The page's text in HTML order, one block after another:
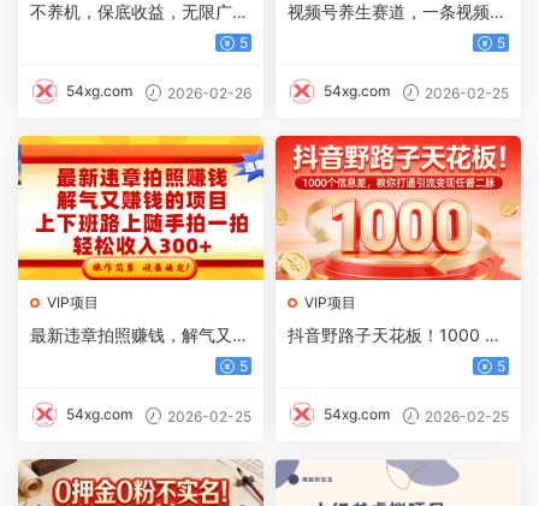
不养机，保底收益，无限广
告，收益自动到账，多机一天
5
54xg.com 2026-02-26
视频号养生赛道，一条视频22
00，很简单，长期稳定可
5
54xg.com 2026-02-25
VIP项目
最新违章拍照赚钱，解气又赚
钱的项目，上下班路上随手拍
的闷声发大财，操作简单，收
益稳！
5
54xg.com 2026-02-25
VIP项目
抖音野路子天花板！1000 个
信息差，教你打通引流变现任
5
54xg.com 2026-02-25